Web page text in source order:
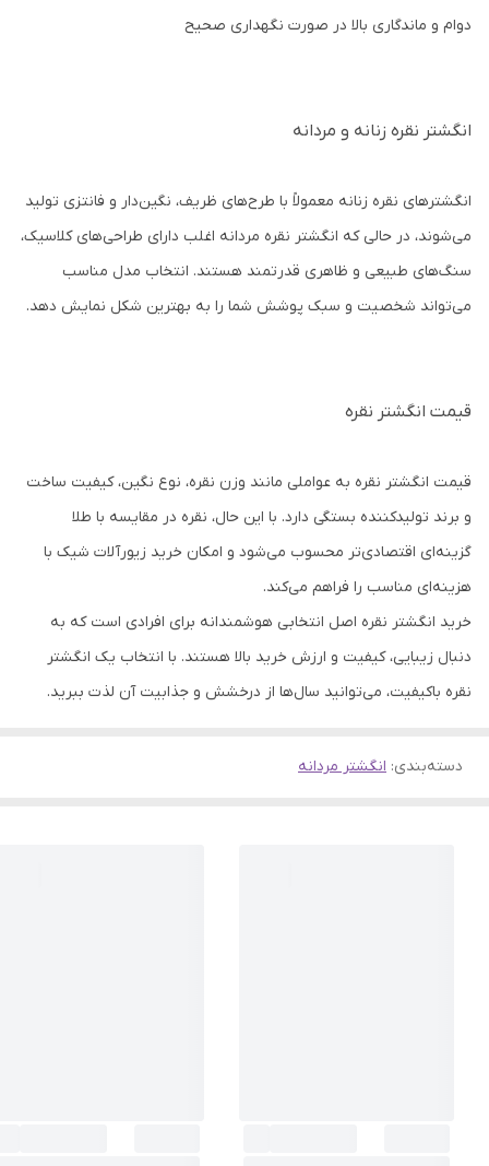
دوام و ماندگاری بالا در صورت نگهداری صحیح
انگشتر نقره زنانه و مردانه
انگشترهای نقره زنانه معمولاً با طرح‌های ظریف، نگین‌دار و فانتزی تولید
می‌شوند، در حالی که انگشتر نقره مردانه اغلب دارای طراحی‌های کلاسیک،
سنگ‌های طبیعی و ظاهری قدرتمند هستند. انتخاب مدل مناسب
می‌تواند شخصیت و سبک پوشش شما را به بهترین شکل نمایش دهد.
قیمت انگشتر نقره
قیمت انگشتر نقره به عواملی مانند وزن نقره، نوع نگین، کیفیت ساخت
و برند تولیدکننده بستگی دارد. با این حال، نقره در مقایسه با طلا
گزینه‌ای اقتصادی‌تر محسوب می‌شود و امکان خرید زیورآلات شیک با
هزینه‌ای مناسب را فراهم می‌کند.
خرید انگشتر نقره اصل انتخابی هوشمندانه برای افرادی است که به
دنبال زیبایی، کیفیت و ارزش خرید بالا هستند. با انتخاب یک انگشتر
نقره باکیفیت، می‌توانید سال‌ها از درخشش و جذابیت آن لذت ببرید.
دسته‌بندی: انگشتر مردانه